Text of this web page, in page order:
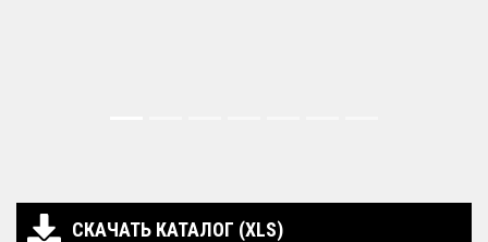
СКАЧАТЬ КАТАЛОГ (XLS)